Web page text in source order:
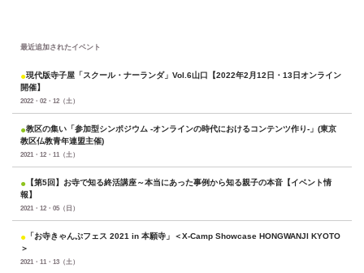
最近追加されたイベント
2022・02・12（土）
●現代版寺子屋「スクール・ナーランダ」Vol.6山口【2022年2月12日・13日オンライン
開催】
2021・12・11（土）
●教区の集い「参加型シンポジウム -オンラインの時代におけるコンテンツ作り-」(東京
教区仏教青年連盟主催)
2021・12・05（日）
● 【第5回】お寺で知る終活講座～本当にあった事例から知る親子の本音【イベント情
報】
2021・11・13（土）
● 「お寺きゃんぷフェス 2021 in 本願寺」＜X-Camp Showcase HONGWANJI KYOTO
＞